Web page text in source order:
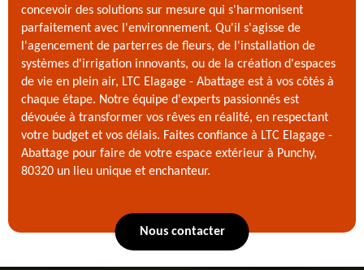
concevoir des solutions sur mesure qui s'harmonisent
parfaitement avec l'environnement. Qu'il s'agisse de
l'agencement de parterres de fleurs, de l'installation de
systèmes d'irrigation innovants, ou de la création d'espaces
de vie en plein air, LTC Elagage - Abattage est à vos côtés à
chaque étape. Notre équipe d'experts passionnés est
dévouée à transformer vos rêves en réalité, en respectant
votre budget et vos délais. Faites confiance à LTC Elagage -
Abattage pour faire de votre espace extérieur à Punchy,
80320 un lieu unique et enchanteur.
Nous contacter